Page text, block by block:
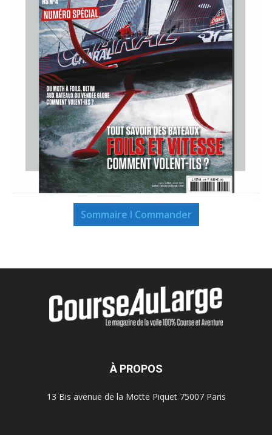
Sommaire I Commander
À PROPOS
13 Bis avenue de la Motte Piquet 75007 Paris